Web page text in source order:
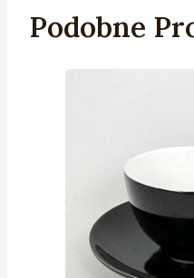
Podobne